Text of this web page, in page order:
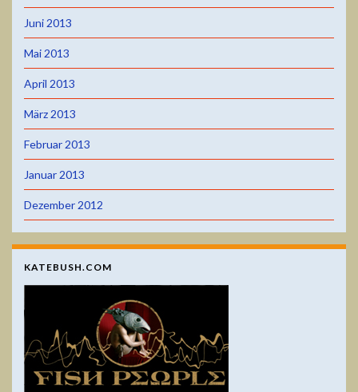
Juni 2013
Mai 2013
April 2013
März 2013
Februar 2013
Januar 2013
Dezember 2012
KATEBUSH.COM